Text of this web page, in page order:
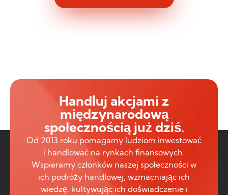
Handluj akcjami z
międzynarodową
społecznością już dziś.
Od 2013 roku pomagamy ludziom inwestować
i handlować na rynkach finansowych.
Wspieramy członków naszej społeczności w
ich podróży handlowej, wzmacniając ich
wiedzę, kultywując ich doświadczenie i